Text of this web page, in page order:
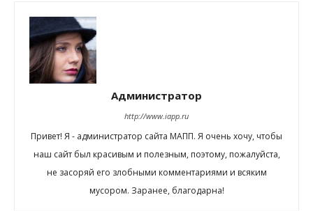
Администратор
http://www.iapp.ru
Привет! Я - администратор сайта МАПП. Я очень хочу, чтобы
наш сайт был красивым и полезным, поэтому, пожалуйста,
не засоряй его злобными комментариями и всяким
мусором. Заранее, благодарна!